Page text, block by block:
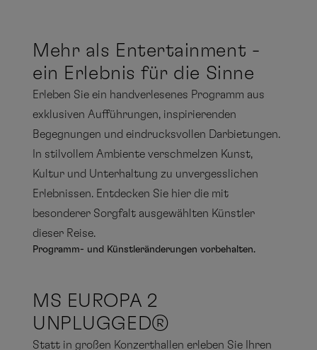
Mehr als Entertainment -
ein Erlebnis für die Sinne
Erleben Sie ein handverlesenes Programm aus
exklusiven Aufführungen, inspirierenden
Begegnungen und eindrucksvollen Darbietungen.
In stilvollem Ambiente verschmelzen Kunst,
Kultur und Unterhaltung zu unvergesslichen
Erlebnissen. Entdecken Sie hier die mit
besonderer Sorgfalt ausgewählten Künstler
dieser Reise.
Programm- und Künstleränderungen vorbehalten.
MS EUROPA 2
UNPLUGGED®
Statt in großen Konzerthallen erleben Sie Ihren